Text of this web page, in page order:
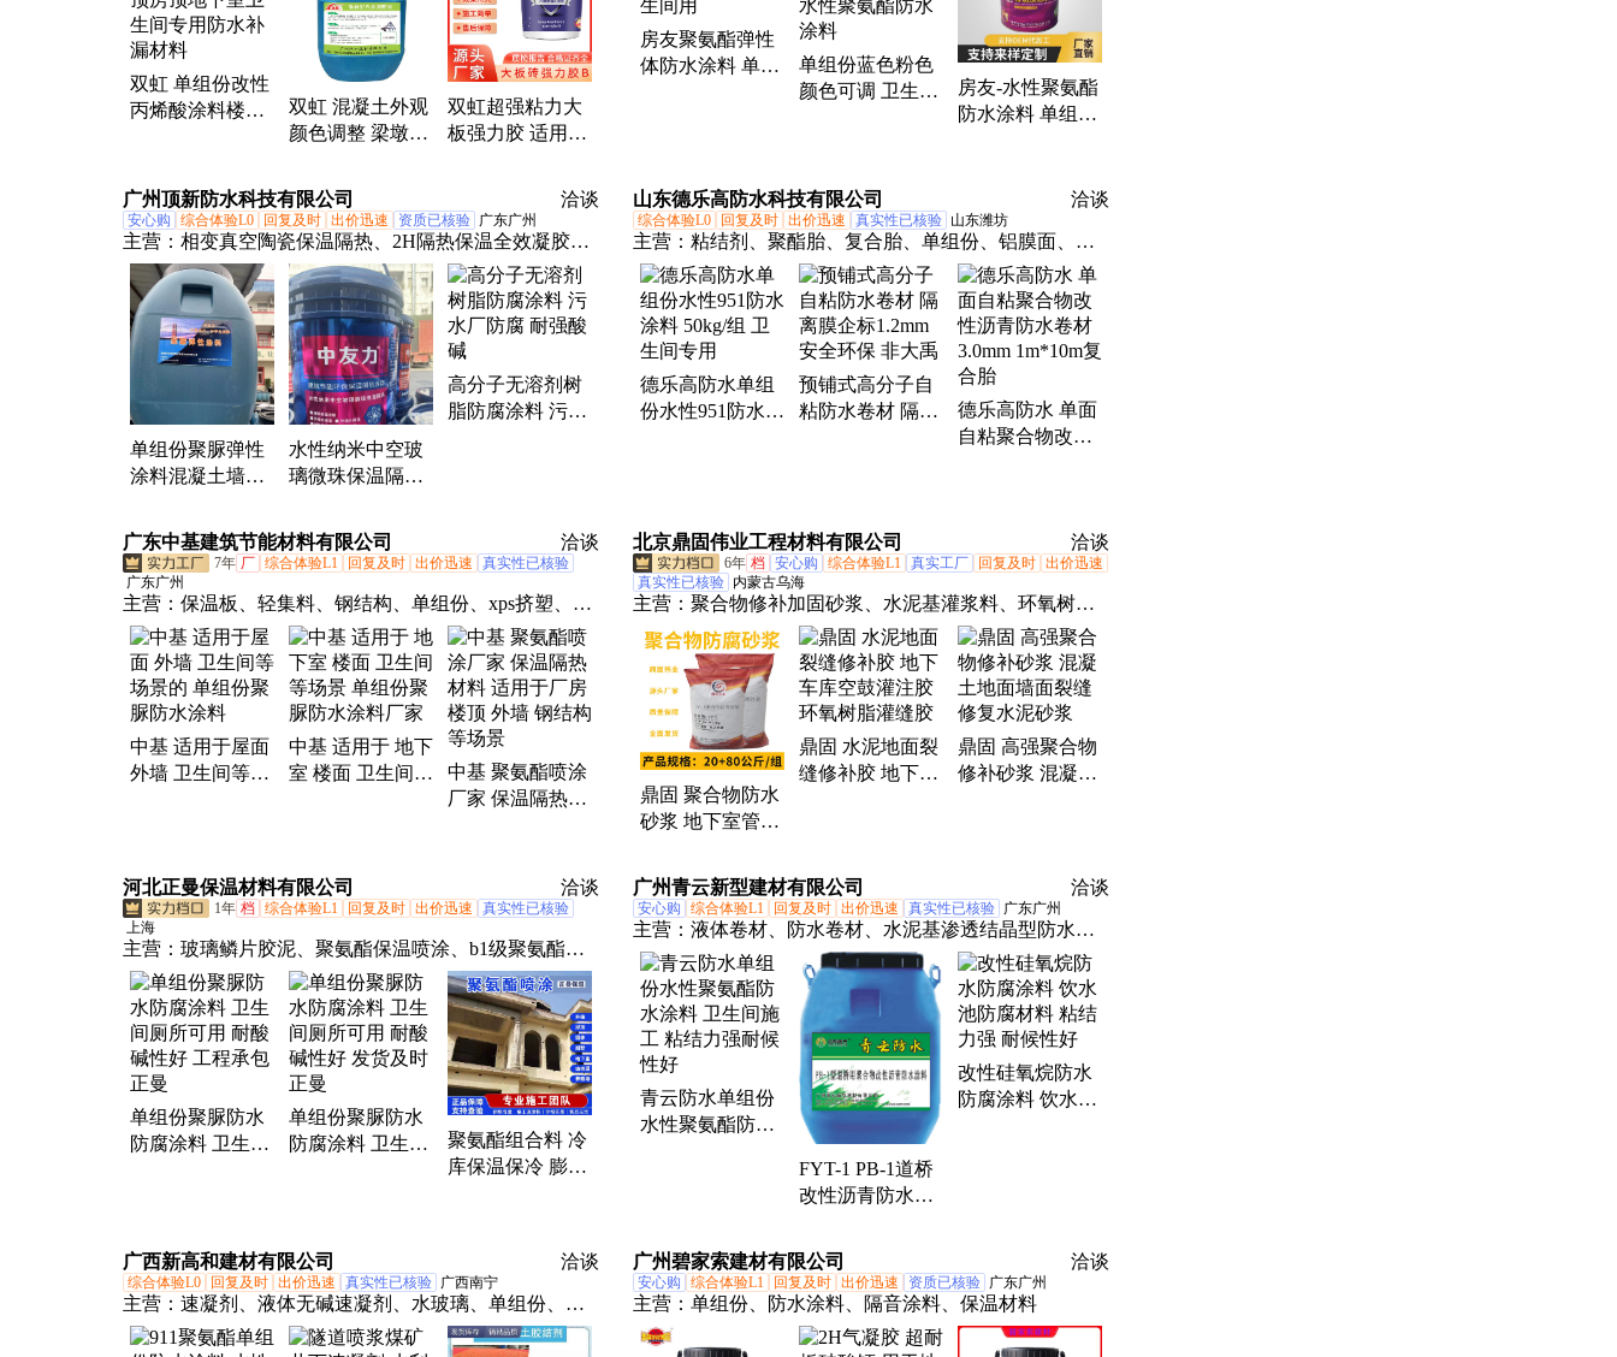
双虹 单组份改性
丙烯酸涂料楼顶
材料
双虹 混凝土外观
颜色调整 梁墩柱
色差处理修复调
整剂
双虹超强粘力大
板强力胶 适用于
贴不开裂 持久耐
用
材、改性沥青、防腐涂料、牌沥青漆、外墙涂料、防水
卷材、金属屋面
房友聚氨酯弹性
体防水涂料 单组
单组份蓝色粉色
颜色可调 卫生间
房友-水性聚氨酯
防水涂料 单组份
广州顶新防水科技有限公司 洽谈
安心购 综合体验L0 回复及时 出价迅速 资质已核验 广东广州
主营： 相变真空陶瓷保温隔热、2H隔热保温全效凝胶、
水性纳米中空玻璃微珠、单组份聚脲、中空玻璃微珠保
温隔热、陶瓷凝胶绝热系统、渗透结晶防水涂料、反射
隔热涂料、水性防锈漆、固砂宝、隔音涂料、吸音涂
料、防腐涂料、水性气硅涂膏
单组份聚脲弹性
涂料混凝土墙面
间止漏修缮胶
水性纳米中空玻
璃微珠保温隔热
性环保高效降温
涂层
高分子无溶剂树
脂防腐涂料 污水
山东德乐高防水科技有限公司 洽谈
综合体验L0 回复及时 出价迅速 真实性已核验 山东潍坊
主营： 粘结剂、聚酯胎、复合胎、单组份、铝膜面、堵
漏灵、防水材料、自粘卷材、防水卷材、防水涂料、透
明防水胶、防水胶涂料、黄胶搭接胶带
德乐高防水单组
份水性951防水涂
预铺式高分子自
粘防水卷材 隔离
德乐高防水 单面
自粘聚合物改性
广东中基建筑节能材料有限公司
洽谈
7年 厂 综合体验L1 回复及时 出价迅速
真实性已核验
广东广州
主营： 保温板、轻集料、钢结构、单组份、xps挤塑、混
凝土、隔热板、隔热漆、发泡剂、聚氨酯、防水材料、
泡沫塑料、屋顶隔热、防水补漏、隔热保温、聚脲喷
涂、防水保温、聚脲防腐、屋面防水、防腐除锈、防水
堵漏、发泡水泥、隔热喷涂、防水涂料、泡沫保温、防
腐涂料
中基 适用于屋面
外墙 卫生间等场
中基 适用于 地下
室 楼面 卫生间等
中基 聚氨酯喷涂
厂家 保温隔热材
北京鼎固伟业工程材料有限公司 洽谈
6年 档 安心购 综合体验L1 真实工厂 回复及时 出价迅速
真实性已核验 内蒙古乌海
主营： 聚合物修补加固砂浆、水泥基灌浆料、环氧树脂
灌浆料、单组份防水砂浆、道路快速修补料、聚合物防
水防腐砂浆、聚丙烯乳液砂浆、环氧树脂胶泥、环氧树
脂砂浆、水泥基渗透结晶防水涂料、混凝土防碳化涂
料、环氧灌浆树脂胶、裂缝空鼓胶、环氧树脂植筋胶、
环氧树脂粘钢胶、环氧树脂碳布胶、环氧树脂界面胶、
J302环氧界面剂、J303混凝土起沙处理剂、EC-1高强界
面剂、108浓缩建筑胶粉、环氧树脂涂料、水泥基自流平
砂浆、碳纤维布
鼎固 聚合物防水
砂浆 地下室管道
单组份水泥砂浆
鼎固 水泥地面裂
缝修补胶 地下车
鼎固 高强聚合物
修补砂浆 混凝土
河北正曼保温材料有限公司 洽谈
1年 档 综合体验L1 回复及时 出价迅速
真实性已核验
上海
主营： 玻璃鳞片胶泥、聚氨酯保温喷涂、b1级聚氨酯喷
涂、单组份、双组份聚脲喷涂、环氧玻璃鳞片胶泥、高
温玻璃鳞片胶泥、轻集料混凝土A型
单组份聚脲防水
防腐涂料 卫生间
单组份聚脲防水
防腐涂料 卫生间
聚氨酯组合料 冷
库保温保冷 膨胀
广州青云新型建材有限公司 洽谈
安心购 综合体验L1 回复及时 出价迅速 真实性已核验 广东广州
主营： 液体卷材、防水卷材、水泥基渗透结晶型防水涂
料、单组份聚氨酯防水涂料、反射隔热防水涂料、非固
化橡胶沥青防水涂料、JS聚合物水泥基防水涂料、红(灰)
橡胶防水涂料、PB型聚合物改性沥青防水涂料、FYT-1
改进型防水涂料、SBS改性沥青防水卷材、自粘改性沥
青防水卷材、防腐防水涂料
青云防水单组份
水性聚氨酯防水
FYT-1 PB-1道桥
改性沥青防水涂
保证弹性单组分
水性
改性硅氧烷防水
防腐涂料 饮水池
广西新高和建材有限公司 洽谈
综合体验L0 回复及时 出价迅速 真实性已核验 广西南宁
主营： 速凝剂、液体无碱速凝剂、水玻璃、单组份、道
路快速修补料、锚固剂、支座灌浆料、压浆料、灌浆
广州碧家索建材有限公司 洽谈
安心购 综合体验L1 回复及时 出价迅速 资质已核验 广东广州
主营： 单组份、防水涂料、隔音涂料、保温材料